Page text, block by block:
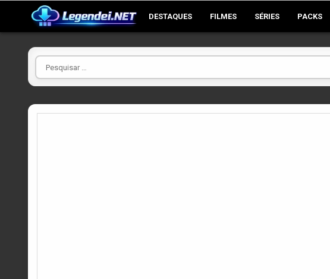
DESTAQUES FILMES SÉRIES PACKS
Pesquisar
por